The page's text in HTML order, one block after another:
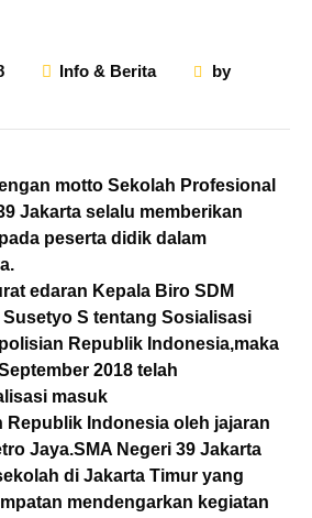
Info & Berita
by
motto Sekolah Profesional
Jakarta selalu memberikan
peserta didik dalam
edaran Kepala Biro SDM
S tentang Sosialisasi
Republik Indonesia,maka
2018 telah
masuk
Republik Indonesia oleh jajaran
Jaya.SMA Negeri 39 Jakarta
di Jakarta Timur yang
mendengarkan kegiatan